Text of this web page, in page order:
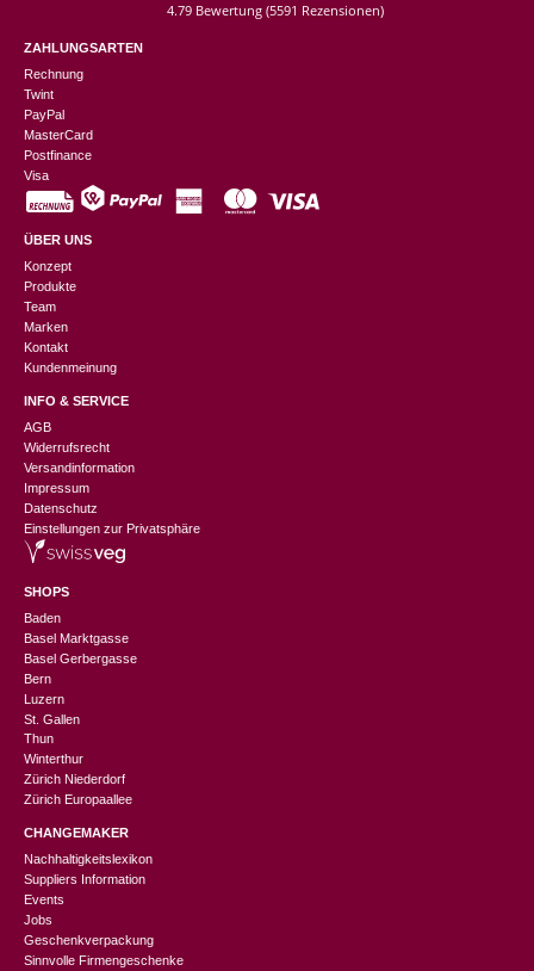
4.79 Bewertung (5591 Rezensionen)
ZAHLUNGSARTEN
Rechnung
Twint
PayPal
MasterCard
Postfinance
Visa
ÜBER UNS
Konzept
Produkte
Team
Marken
Kontakt
Kundenmeinung
INFO & SERVICE
AGB
Widerrufsrecht
Versandinformation
Impressum
Datenschutz
Einstellungen zur Privatsphäre
SHOPS
Baden
Basel Marktgasse
Basel Gerbergasse
Bern
Luzern
St. Gallen
Thun
Winterthur
Zürich Niederdorf
Zürich Europaallee
CHANGEMAKER
Nachhaltigkeitslexikon
Suppliers Information
Events
Jobs
Geschenkverpackung
Sinnvolle Firmengeschenke